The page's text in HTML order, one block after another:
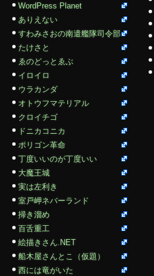
WordPress Planet
ありえない
すわみさおの南遣艦隊司令部
たけさと
ゑのどっとゑぶ
イロイロ
ウラカンダ
オトウフマテリアル
クロイチゴ
ドニカコニカ
ポリゴン革命
丁度いいのが丁度いい
大魔王城
実は左利き
室戸岬ネバーランド
掃き溜め
百舌重工
絵描きさん.NET
船木屋さんとこ（仮題）
西には竜がいた